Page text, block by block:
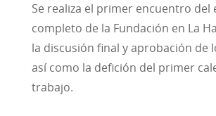
Se realiza el primer encuentro del
completo de la Fundación en La
la discusión final y aprobación de
así como la defición del primer
trabajo.